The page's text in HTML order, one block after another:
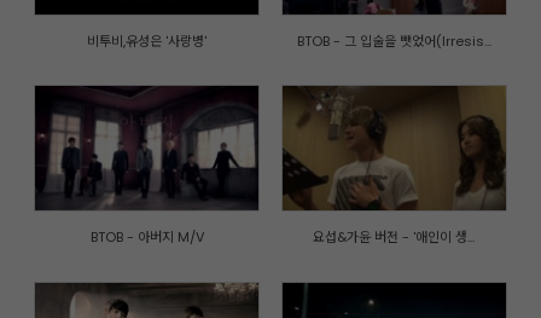
비투비,유성은 '사랑병' BTOB - 그 입술을 뺏었어(Irresis...
BTOB - 아버지 M/V 요섭&가윤 버전 - '애인이 생...
개인정보취급방침 |이메일주소 무단수집거부
내부자신고제도
© CUBE ENTERTAINMENT. All rights reserved.